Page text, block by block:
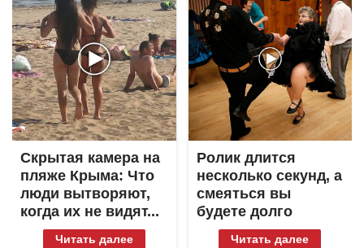
Скрытая камера на
пляже Крыма: Что
люди вытворяют,
когда их не видят...
Читать далее
Ролик длится
несколько секунд, а
смеяться вы
будете долго
Читать далее